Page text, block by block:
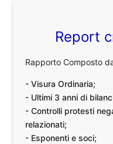
Report
Rapporto Composto
- Visura Ordinaria;
- Ultimi 3 anni di
- Controlli protesti
relazionati;
- Esponenti e soci;